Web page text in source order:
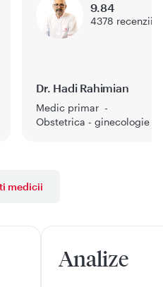
Dr. Hadi Rahimian
Medic primar
Obstetrica - ginecologie
9.84
4378 recenzii
medicii
Analize